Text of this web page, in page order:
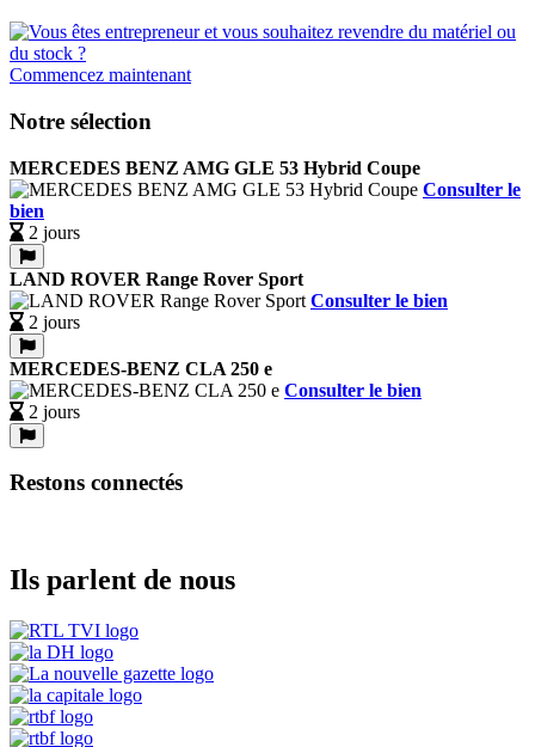
Commencez maintenant
Notre sélection
MERCEDES BENZ AMG GLE 53 Hybrid Coupe
Consulter le
bien
2 jours
LAND ROVER Range Rover Sport
Consulter le bien
2 jours
MERCEDES-BENZ CLA 250 e
Consulter le bien
2 jours
Restons connectés
Ils parlent de nous